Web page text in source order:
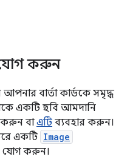
করুন
বার্তা কার্ডকে সমৃদ্ধ
একটি ছবি আমদানি
করুন বাএটি ব্যবহার করুন।
একটি Image
যোগ করুন।